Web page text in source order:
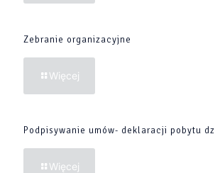
Zebranie organizacyjne
Więcej
Podpisywanie umów- deklaracji pobytu
Więcej